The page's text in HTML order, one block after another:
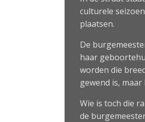
culturele
plaatsen.
De
haar
worden die
gewend is,
Wie is toch die
de